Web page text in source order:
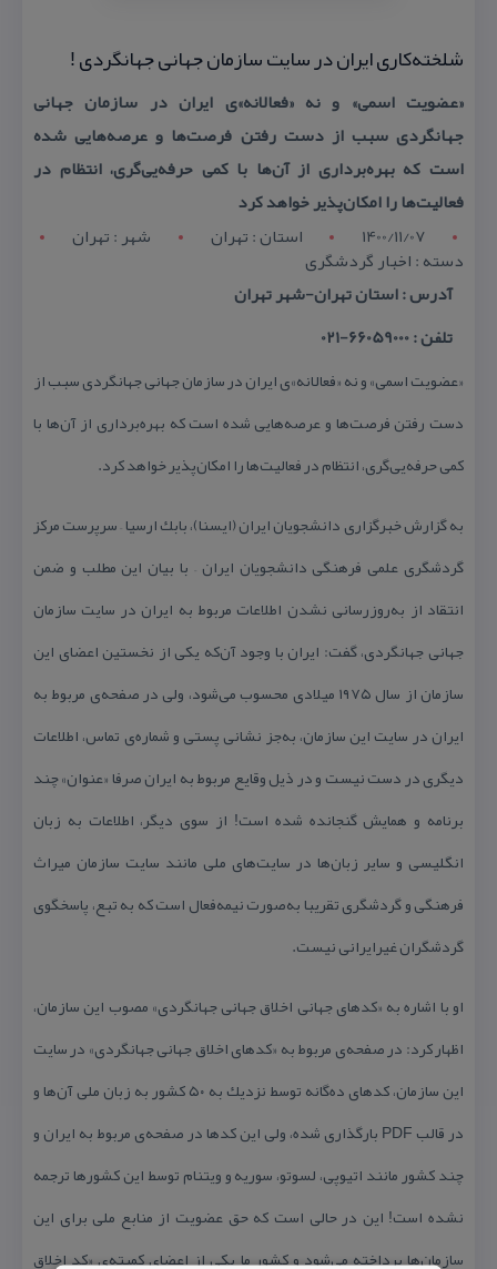
شلخته‌كاری ایران در سایت سازمان جهانی جهانگردی !
«عضویت اسمی» و نه «فعالانه»‌ی ایران در سازمان جهانی
جهانگردی سبب از دست رفتن فرصت‌ها و عرصه‌هایی شده
است كه بهره‌برداری از آن‌ها با كمی حرفه‌یی‌گری، انتظام در
فعالیت‌ها را امكان‌پذیر خواهد كرد
1400/11/07
استان : تهران شهر : تهران
دسته : اخبار گردشگری
آدرس : استان تهران-شهر تهران
تلفن : 66059000-021
«عضویت اسمی» و نه «فعالانه»‌ی ایران در سازمان جهانی جهانگردی سبب از
دست رفتن فرصت‌ها و عرصه‌هایی شده است كه بهره‌برداری از آن‌ها با
كمی حرفه‌یی‌گری، انتظام در فعالیت‌ها را امكان‌پذیر خواهد كرد.
به گزارش خبرگزاری دانشجویان ایران (ایسنا)، بابك ارسیا – سرپرست مركز
گردشگری علمی فرهنگی دانشجویان ایران – با بیان این مطلب و ضمن
انتقاد از به‌روزرسانی نشدن اطلاعات مربوط به ایران در سایت سازمان
جهانی جهانگردی، گفت: ایران با وجود آن‌كه یكی از نخستین اعضای این
سازمان از سال ۱۹۷۵ میلادی محسوب می‌شود، ولی در صفحه‌ی مربوط به
ایران در سایت این سازمان، به‌جز نشانی پستی و شماره‌ی تماس، اطلاعات
دیگری در دست نیست و در ذیل وقایع مربوط به ایران صرفا «عنوان» چند
برنامه و همایش گنجانده شده است! از سوی دیگر، اطلاعات به زبان
انگلیسی و سایر زبان‌ها در سایت‌های ملی مانند سایت سازمان میراث
فرهنگی و گردشگری تقریبا به‌صورت نیمه‌فعال است كه به تبع، پاسخگوی
گردشگران غیرایرانی نیست.
او با اشاره به «كدهای جهانی اخلاق جهانی جهانگردی» مصوب این سازمان،
اظهار كرد: در صفحه‌ی مربوط به «كدهای اخلاق جهانی جهانگردی» در سایت
این سازمان، كدهای ده‌گانه توسط نزدیك به ۵۰ كشور به زبان ملی آن‌ها و
در قالب PDF بارگذاری شده، ولی این كدها در صفحه‌ی مربوط به ایران و
چند كشور مانند اتیوپی، لسوتو، سوریه و ویتنام توسط این كشورها ترجمه
نشده است! این در حالی است كه حق عضویت از منابع ملی برای این
سازمان‌ها پرداخته می‌شود و كشور ما یكی از اعضای كمیته‌ی «كد اخلاق